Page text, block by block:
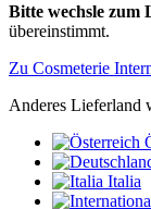
Bitte wechsle zum
übereinstimmt.
Zu Cosmeterie
Anderes Lieferland
Italia